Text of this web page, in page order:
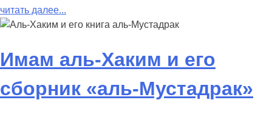
читать далее...
Имам аль-Хаким и его
сборник «аль-Мустадрак»